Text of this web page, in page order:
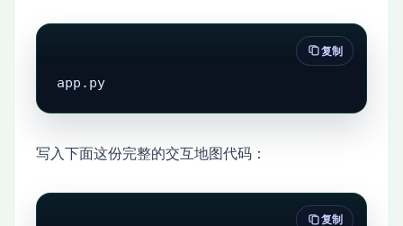
app.py
复制
写入下面这份完整的交互地图代码：
复制